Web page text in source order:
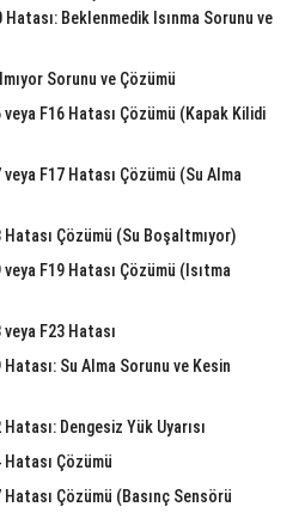
Hatası: Beklenmedik Isınma Sorunu ve
Sorunu ve Çözümü
F16 Hatası Çözümü (Kapak Kilidi
F17 Hatası Çözümü (Su Alma
Hatası Çözümü (Su Boşaltmıyor)
F19 Hatası Çözümü (Isıtma
F23 Hatası
Su Alma Sorunu ve Kesin
Dengesiz Yük Uyarısı
Hatası Çözümü
Çözümü (Basınç Sensörü